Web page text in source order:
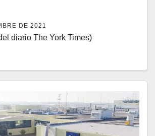
DE 2021
diario The York Times)